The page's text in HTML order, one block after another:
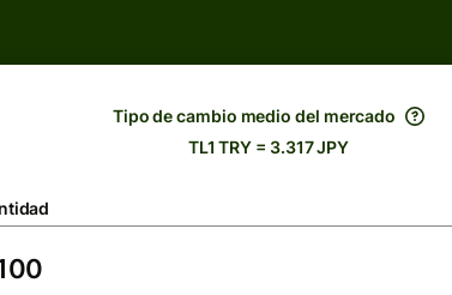
Tipo de cambio medio del mercado
TL1 TRY = 3.317 JPY